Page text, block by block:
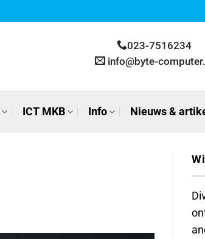
023-7516234
info@byte-
ICT MKB Info Nieuws &